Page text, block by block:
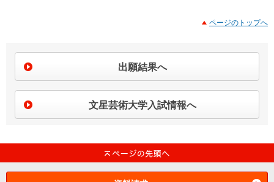
ページのトップへ
出願結果へ
文星芸術大学入試情報へ